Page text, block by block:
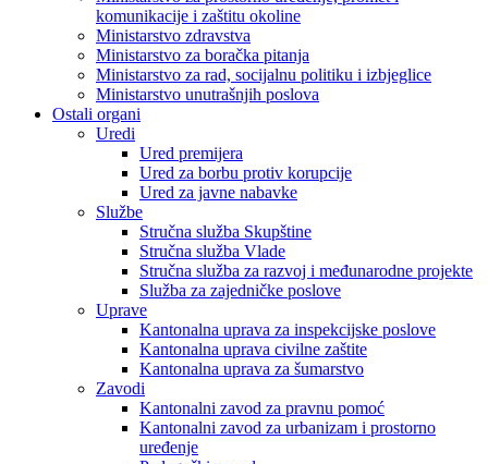
komunikacije i zaštitu okoline
Ministarstvo zdravstva
Ministarstvo za boračka pitanja
Ministarstvo za rad, socijalnu politiku i izbjeglice
Ministarstvo unutrašnjih poslova
Ostali organi
Uredi
Ured premijera
Ured za borbu protiv korupcije
Ured za javne nabavke
Službe
Stručna služba Skupštine
Stručna služba Vlade
Stručna služba za razvoj i međunarodne projekte
Služba za zajedničke poslove
Uprave
Kantonalna uprava za inspekcijske poslove
Kantonalna uprava civilne zaštite
Kantonalna uprava za šumarstvo
Zavodi
Kantonalni zavod za pravnu pomoć
Kantonalni zavod za urbanizam i prostorno
uređenje